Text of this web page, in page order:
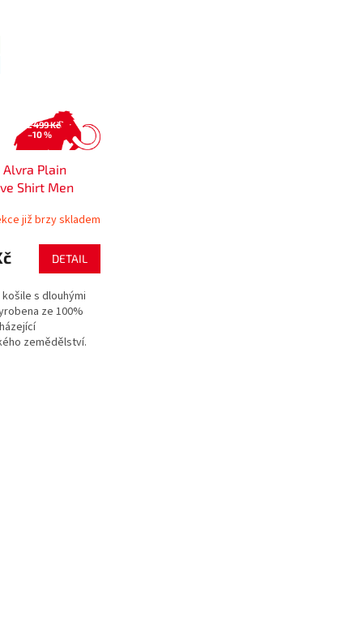
2 499 Kč
–10 %
Plain
Shirt Men
již brzy skladem
DETAIL
s dlouhými
ze 100%
zemědělství.